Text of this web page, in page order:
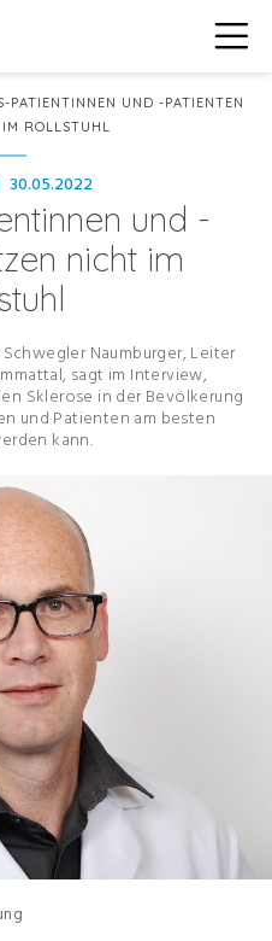
PATIENTINNEN UND -PATIENTEN
ROLLSTUHL
30.05.2022
und -
nicht im
Naumburger, Leiter
sagt im Interview,
Sklerose in der Bevölkerung
und Patienten am besten
kann.